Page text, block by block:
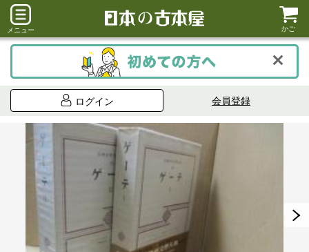
メニュー かご
ログイン 会員登録